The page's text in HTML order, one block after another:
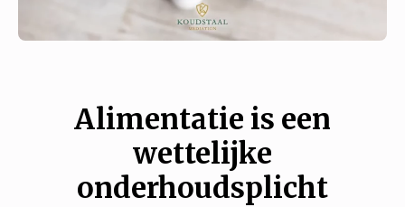
Alimentatie is een
wettelijke
onderhoudsplicht